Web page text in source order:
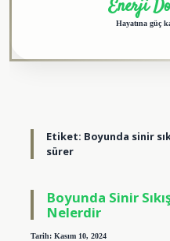
Enerji
Hayatına güç
Etiket: Boyunda sinir
sürer
Boyunda Sinir
Nelerdir
Tarih: Kasım 10, 2024